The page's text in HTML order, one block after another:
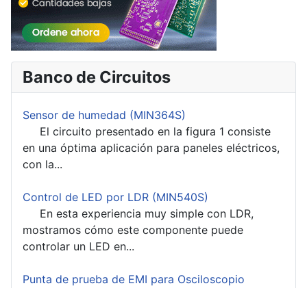
Banco de Circuitos
Sensor de humedad (MIN364S)
El circuito presentado en la figura 1 consiste
en una óptima aplicación para paneles eléctricos,
con la...
Control de LED por LDR (MIN540S)
En esta experiencia muy simple con LDR,
mostramos cómo este componente puede
controlar un LED en...
Punta de prueba de EMI para Osciloscopio